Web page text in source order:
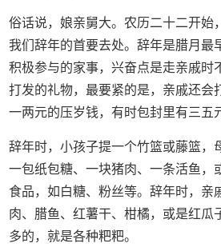
俗话说，娘亲舅大。农历二十二开始
我们辞年的首要去处。辞年是腊月最
积极参与的家事，兴奋点是走亲戚时
打发的礼物，最要紧的是，亲戚还
一两元的压岁钱，有时包封里有三五
辞年时，小孩子提一个竹篮或藤篮，
一包纸包糖、一块猪肉、一条活鱼，
食品，如白糖、粉丝等。辞年时，亲
肉、腊鱼、红薯干、柑橘，或是红瓜
多的，就是各种粑粑。